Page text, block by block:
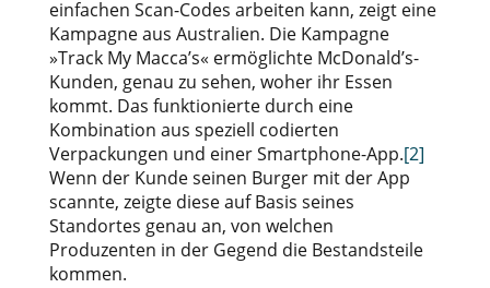
einfachen Scan-Codes arbeiten kann, zeigt eine
Kampagne aus Australien. Die Kampagne
»Track My Macca’s« ermöglichte McDonald’s-
Kunden, genau zu sehen, woher ihr Essen
kommt. Das funktionierte durch eine
Kombination aus speziell codierten
Verpackungen und einer Smartphone-App.[2]
Wenn der Kunde seinen Burger mit der App
scannte, zeigte diese auf Basis seines
Standortes genau an, von welchen
Produzenten in der Gegend die Bestandsteile
kommen.